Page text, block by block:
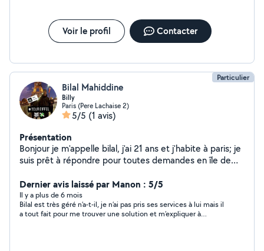
Voir le profil Contacter
Particulier
Bilal Mahiddine
Billy
Paris (Pere Lachaise 2)
5/5 (1 avis)
Présentation
Bonjour je m'appelle bilal, j'ai 21 ans et j'habite à paris; je
suis prêt à répondre pour toutes demandes en île de
Dernier avis laissé par Manon : 5/5
Il y a plus de 6 mois
Bilal est très géré n’a-t-il, je n’ai pas pris ses services à lui mais il
a tout fait pour me trouver une solution et m’expliquer à